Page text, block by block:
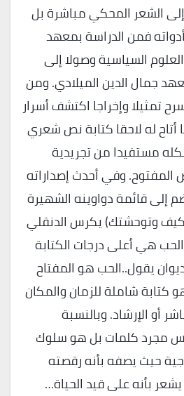
الشعر المحكي مباشرة بل
فمن الدراسة بمعهد
السياسية وصولا إلى
جمال الدين الميلادي. ومن
تمثيلا وإخراجا اكتشف أسرار
أتاح له لاحقا كتابة نص شعري
مستفيدا من تجريدية
المفتوح. وفي أحدث إصداراته
إلى قائمة دواوينه الشهيرة
كيف وتوحشتك) يكرس الدنقلي
هي أعلى درجات الكتابة
يقول..الحب هو المفتاح
كتابة شاملة للزمان والمكان
أو الإرشاد. وبالنسبة
مجرد كلمات بل هو سلوك
حيث يصفه بأنه رقصته
يشعر بأنه على قيد الحياة…